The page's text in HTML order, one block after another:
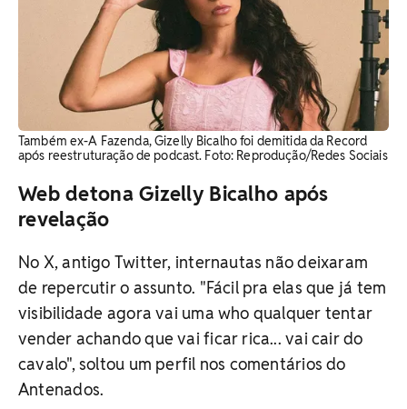
Também ex-A Fazenda, Gizelly Bicalho foi demitida da Record
após reestruturação de podcast. Foto: Reprodução/Redes Sociais
Web detona Gizelly Bicalho após
revelação
No X, antigo Twitter, internautas não deixaram
de repercutir o assunto. "Fácil pra elas que já tem
visibilidade agora vai uma who qualquer tentar
vender achando que vai ficar rica... vai cair do
cavalo", soltou um perfil nos comentários do
Antenados.